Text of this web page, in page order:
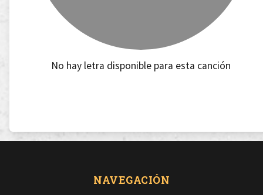
No hay letra disponible para esta canción
NAVEGACIÓN